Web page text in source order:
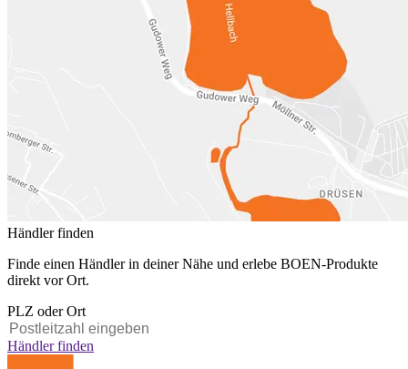
Händler finden
Finde einen Händler in deiner Nähe und erlebe BOEN-Produkte
direkt vor Ort.
PLZ oder Ort
Händler finden